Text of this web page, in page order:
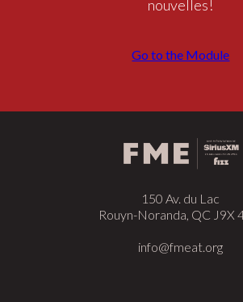
nouvelles!
Go to the Module
150 Av. du Lac
Rouyn-Noranda, QC J9X
info@fmeat.org